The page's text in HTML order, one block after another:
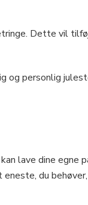
Dette vil
personlig
lave dine egne
du behøver,